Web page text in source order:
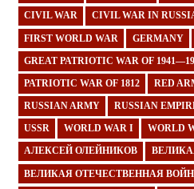
CIVIL WAR CIVIL WAR IN
FIRST WORLD WAR GERMANY
GREAT PATRIOTIC WAR OF
PATRIOTIC WAR OF 1812 RED
RUSSIAN ARMY RUSSIAN
USSR WORLD WAR I WORLD
АЛЕКСЕЙ ОЛЕЙНИКОВ
ВЕЛИКАЯ ОТЕЧЕСТВЕННАЯ ВОЙНА